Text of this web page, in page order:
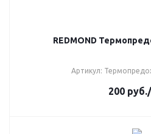
REDMOND
Артикул:
200руб.